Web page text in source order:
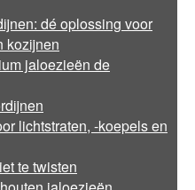
dé oplossing voor
kozijnen
jaloezieën de
lichtstraten, -koepels en
te twisten